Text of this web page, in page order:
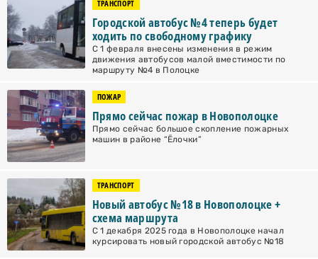
ТРАНСПОРТ
Городской автобус №4 теперь будет
ходить по свободному графику
С 1 февраля внесены изменения в режим
движения автобусов малой вместимости по
маршруту №4 в Полоцке
ПОЖАР
Прямо сейчас пожар в Новополоцке
Прямо сейчас большое скопление пожарных
машин в районе “Ёлочки”
ТРАНСПОРТ
Новый автобус №18 в Новополоцке +
схема маршрута
С 1 декабря 2025 года в Новополоцке начал
курсировать новый городской автобус №18